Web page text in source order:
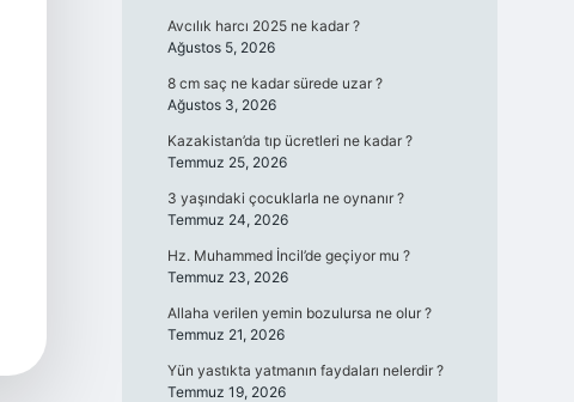
Avcılık harcı 2025 ne kadar ?
Ağustos 5, 2026
8 cm saç ne kadar sürede uzar ?
Ağustos 3, 2026
Kazakistan’da tıp ücretleri ne kadar ?
Temmuz 25, 2026
3 yaşındaki çocuklarla ne oynanır ?
Temmuz 24, 2026
Hz. Muhammed İncil’de geçiyor mu ?
Temmuz 23, 2026
Allaha verilen yemin bozulursa ne olur ?
Temmuz 21, 2026
Yün yastıkta yatmanın faydaları nelerdir ?
Temmuz 19, 2026